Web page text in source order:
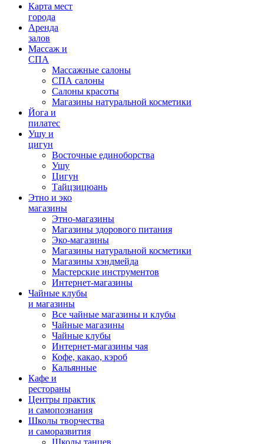
Карта мест
города
Аренда
залов
Массаж и
СПА
Массажные салоны
СПА салоны
Салоны красоты
Магазины натуральной косметики
Йога и
пилатес
Ушу и
цигун
Восточные единоборства
Ушу
Цигун
Тайцзицюань
Этно и эко
магазины
Этно-магазины
Магазины здорового питания
Эко-магазины
Магазины натуральной косметики
Магазины хэндмейда
Мастерские инструментов
Интернет-магазины
Чайные клубы
и магазины
Все чайные магазины и клубы
Чайные магазины
Чайные клубы
Интернет-магазины чая
Кофе, какао, кэроб
Кальянные
Кафе и
рестораны
Центры практик
и самопознания
Школы творчества
и саморазвития
Школы танцев